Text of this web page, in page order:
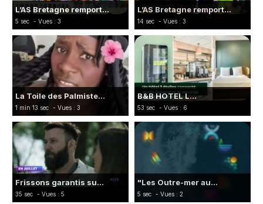
L’AS Bretagne remport...
5 sec - Vues : 3
L’AS Bretagne remport...
14 sec - Vues : 3
La Toile des Palmiste...
1 min 13 sec - Vues : 3
B&B HOTEL L...
53 sec - Vues : 6
Frissons garantis su...
35 sec - Vues : 5
"Les Outre-mer au...
5 sec - Vues : 2